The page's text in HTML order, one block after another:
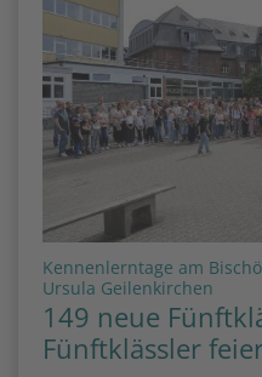
Kennenlerntage am
Ursula Geilenkirchen
149 neue
Fünftklässler